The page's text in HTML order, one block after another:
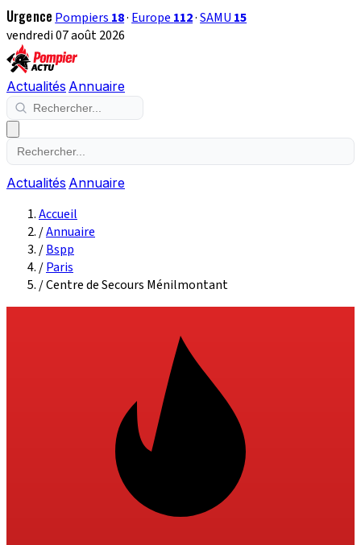
Urgence Pompiers 18· Europe 112·SAMU 15
vendredi 07 août 2026
Actualités Annuaire
Actualités Annuaire
Accueil
/Annuaire
/Bspp
/Paris
/Centre de Secours Ménilmontant